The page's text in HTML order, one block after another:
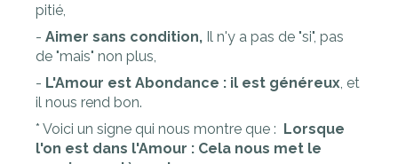
pitié,
- Aimer sans condition, Il n'y a pas de "si", pas
de "mais" non plus,
- L'Amour est Abondance : il est généreux , et
il nous rend bon.
* Voici un signe qui nous montre que : Lorsque
l'on est dans l'Amour : Cela nous met le